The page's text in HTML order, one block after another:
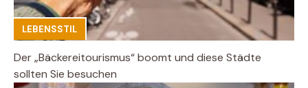
LEBENSSTIL
Der „Bäckereitourismus“ boomt und diese Städte
sollten Sie besuchen